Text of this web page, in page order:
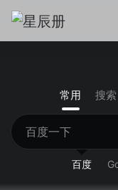
常用 搜索
百度